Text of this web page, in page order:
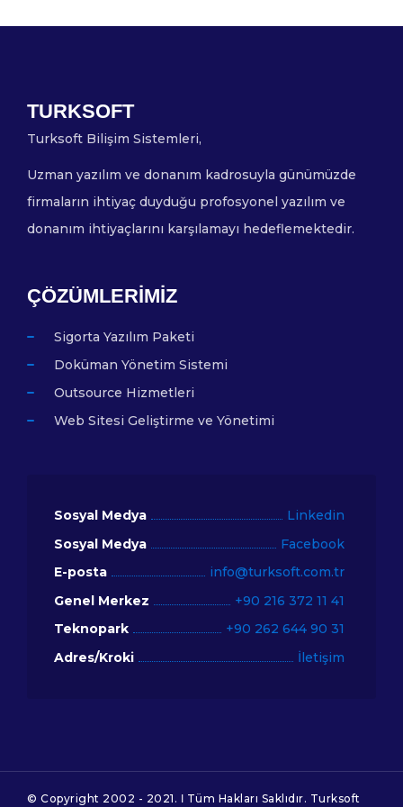
TURKSOFT
Turksoft Bilişim Sistemleri,
Uzman yazılım ve donanım kadrosuyla günümüzde
firmaların ihtiyaç duyduğu profosyonel yazılım ve
donanım ihtiyaçlarını karşılamayı hedeflemektedir.
ÇÖZÜMLERIMIZ
Sigorta Yazılım Paketi
Doküman Yönetim Sistemi
Outsource Hizmetleri
Web Sitesi Geliştirme ve Yönetimi
Sosyal Medya
Linkedin
Sosyal Medya
Facebook
E-posta
info@turksoft.com.tr
Genel Merkez
+90 216 372 11 41
Teknopark
+90 262 644 90 31
Adres/Kroki
İletişim
© Copyright 2002 - 2021. Ι Tüm Hakları Saklıdır. Turksoft